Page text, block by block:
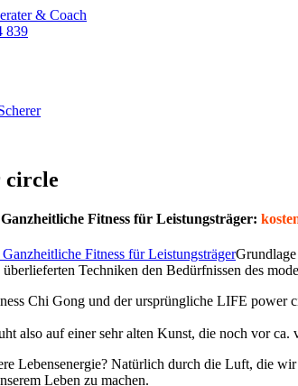
& Coach
839
circle
Fitness für Leistungsträger:
Techniken den Bedürfnissen des
Chi Gong und der ursprüngliche LIFE power
also auf einer sehr alten Kunst, die noch vor
Lebensenergie? Natürlich durch die Luft, die
Leben zu machen.